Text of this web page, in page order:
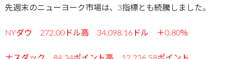
先週末のニューヨーク市場は、3指標とも続騰しました。
NYダウ 272.00ドル高 34,098.16ドル ＋0.80％